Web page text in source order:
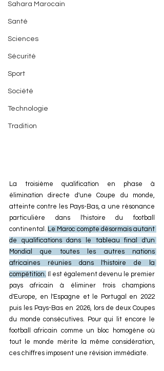
Sahara Marocain
Santé
Sciences
Sécurité
Sport
Société
Technologie
Tradition
La troisième qualification en phase à
élimination directe d'une Coupe du monde,
atteinte contre les Pays-Bas, a une résonance
particulière dans l'histoire du football
continental. Le Maroc compte désormais autant
de qualifications dans le tableau final d'un
Mondial que toutes les autres nations
africaines réunies dans l'histoire de la
compétition. Il est également devenu le premier
pays africain à éliminer trois champions
d'Europe, en l'Espagne et le Portugal en 2022
puis les Pays-Bas en 2026, lors de deux Coupes
du monde consécutives. Pour qui lit encore le
football africain comme un bloc homogène où
tout le monde mérite la même considération,
ces chiffres imposent une révision immédiate.